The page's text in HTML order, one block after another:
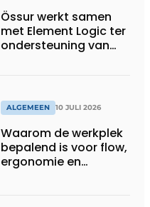
Össur werkt samen
met Element Logic ter
ondersteuning van
ALGEMEEN 10 JULI 2026
Waarom de werkplek
bepalend is voor flow,
ergonomie en